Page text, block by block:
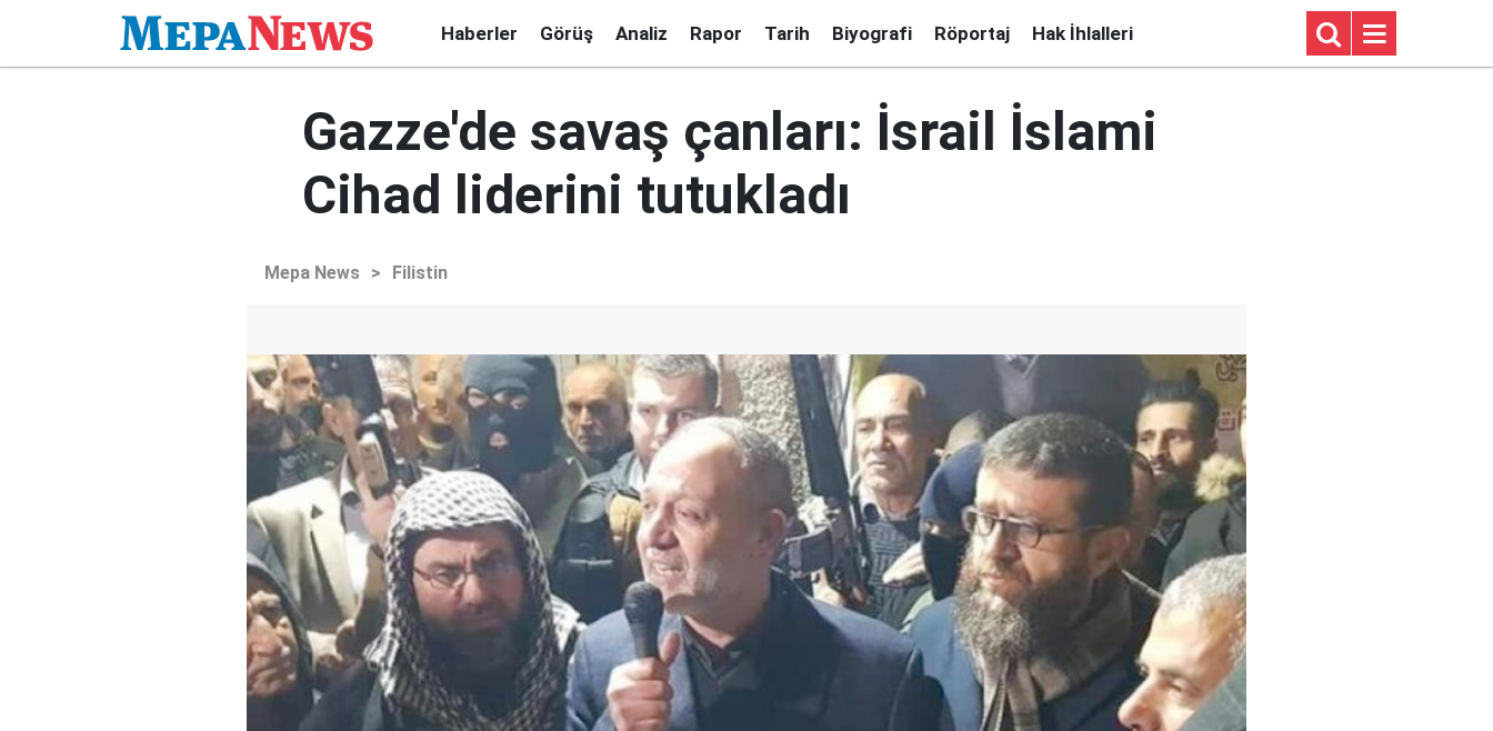
Haberler Görüş Analiz Rapor Tarih Biyografi Röportaj Hak İhlalleri
Gazze'de savaş çanları: İsrail İslami
Cihad liderini tutukladı
Mepa News > Filistin